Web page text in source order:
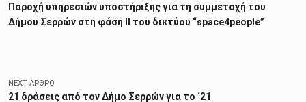
Παροχή υπηρεσιών υποστήριξης για τη συμμετοχή του
Δήμου Σερρών στη φάση ΙΙ του δικτύου “space4people”
NEXT ΆΡΘΡΟ
21 δράσεις από τον Δήμο Σερρών για το ‘21